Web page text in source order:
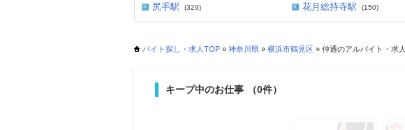
尻手駅 (329) 花月総持寺駅 (150)
バイト探し・求人TOP » 神奈川県 » 横浜市鶴見区 » 仲通のアルバイト・求人
キープ中のお仕事 （0件）